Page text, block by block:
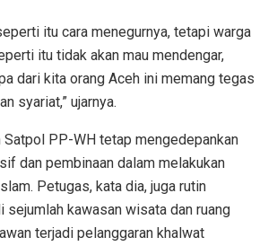
itu cara menegurnya, tetapi warga
itu tidak akan mau mendengar,
dari kita orang Aceh ini memang tegas
syariat,” ujarnya.
Satpol PP-WH tetap mengedepankan
dan pembinaan dalam melakukan
Petugas, kata dia, juga rutin
sejumlah kawasan wisata dan ruang
terjadi pelanggaran khalwat